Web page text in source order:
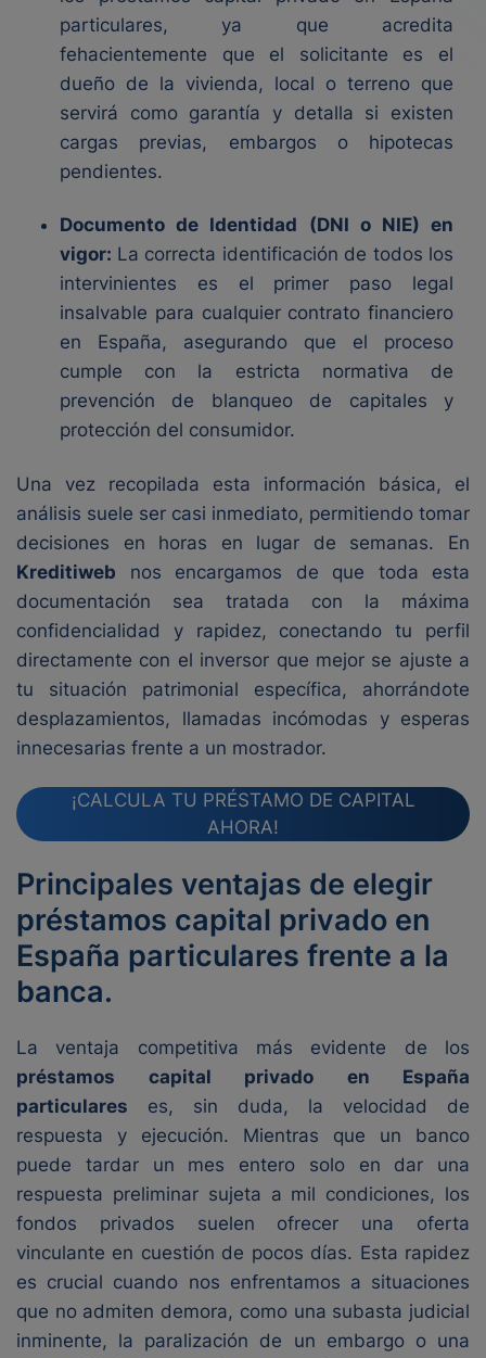
particulares, ya que acredita
fehacientemente que el solicitante es el
dueño de la vivienda, local o terreno que
servirá como garantía y detalla si existen
cargas previas, embargos o hipotecas
pendientes.
Documento de Identidad (DNI o NIE) en
vigor: La correcta identificación de todos los
intervinientes es el primer paso legal
insalvable para cualquier contrato financiero
en España, asegurando que el proceso
cumple con la estricta normativa de
prevención de blanqueo de capitales y
protección del consumidor.
Una vez recopilada esta información básica, el
análisis suele ser casi inmediato, permitiendo tomar
decisiones en horas en lugar de semanas. En
Kreditiweb nos encargamos de que toda esta
documentación sea tratada con la máxima
confidencialidad y rapidez, conectando tu perfil
directamente con el inversor que mejor se ajuste a
tu situación patrimonial específica, ahorrándote
desplazamientos, llamadas incómodas y esperas
innecesarias frente a un mostrador.
¡CALCULA TU PRÉSTAMO DE CAPITAL
AHORA!
Principales ventajas de elegir
préstamos capital privado en
España particulares frente a la
banca.
La ventaja competitiva más evidente de los
préstamos capital privado en España
particulares es, sin duda, la velocidad de
respuesta y ejecución. Mientras que un banco
puede tardar un mes entero solo en dar una
respuesta preliminar sujeta a mil condiciones, los
fondos privados suelen ofrecer una oferta
vinculante en cuestión de pocos días. Esta rapidez
es crucial cuando nos enfrentamos a situaciones
que no admiten demora, como una subasta judicial
inminente, la paralización de un embargo o una